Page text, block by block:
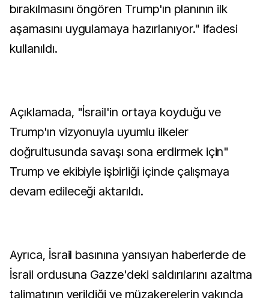
bırakılmasını öngören Trump'ın planının ilk
aşamasını uygulamaya hazırlanıyor." ifadesi
kullanıldı.
Açıklamada, "İsrail'in ortaya koyduğu ve
Trump'ın vizyonuyla uyumlu ilkeler
doğrultusunda savaşı sona erdirmek için"
Trump ve ekibiyle işbirliği içinde çalışmaya
devam edileceği aktarıldı.
Ayrıca, İsrail basınına yansıyan haberlerde de
İsrail ordusuna Gazze'deki saldırılarını azaltma
talimatının verildiği ve müzakerelerin yakında